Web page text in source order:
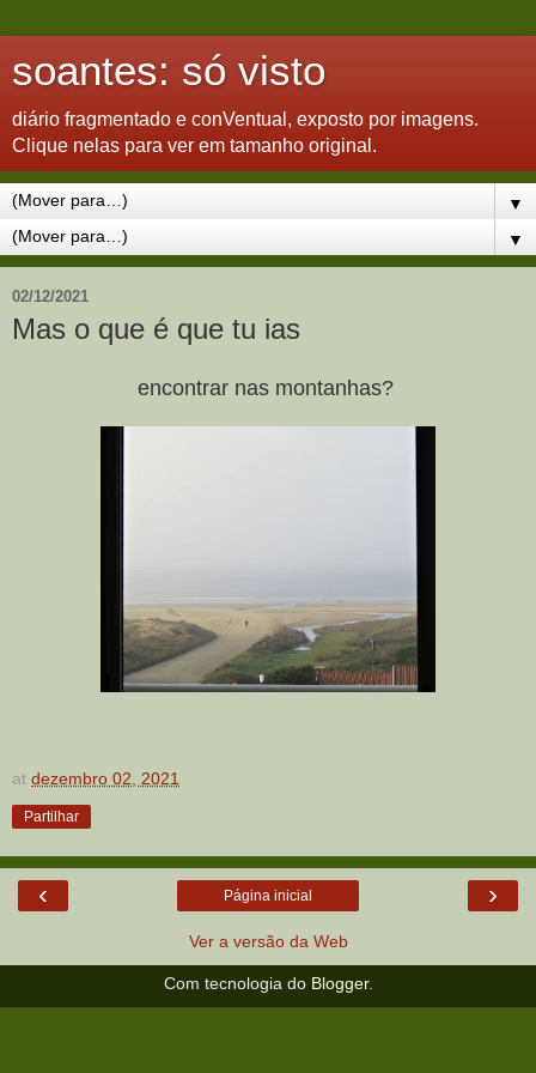
soantes: só visto
diário fragmentado e conVentual, exposto por imagens.
Clique nelas para ver em tamanho original.
▼
▼
02/12/2021
Mas o que é que tu ias
encontrar nas montanhas?
at dezembro 02, 2021
Partilhar
‹ ›
Página inicial
Ver a versão da Web
Com tecnologia do Blogger.